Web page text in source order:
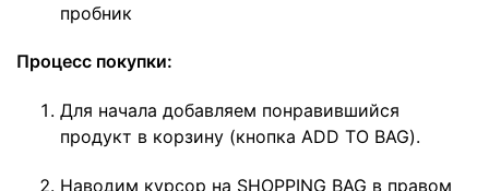
пробник
Процесс покупки:
Для начала добавляем понравившийся
продукт в корзину (кнопка ADD TO BAG).
Наводим курсор на SHOPPING BAG в правом